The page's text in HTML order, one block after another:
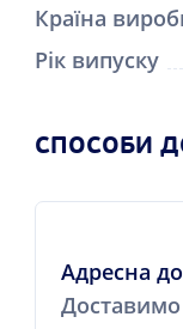
Країна
Рік випуску
СПОСОБИ
Адресна